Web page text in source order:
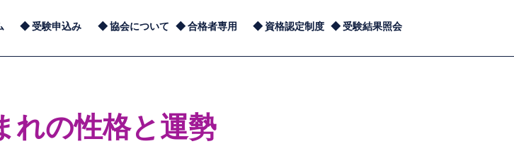
受験申込み 協会について 合格者専用 資格認定制度 受験結果照会
れの性格と運勢